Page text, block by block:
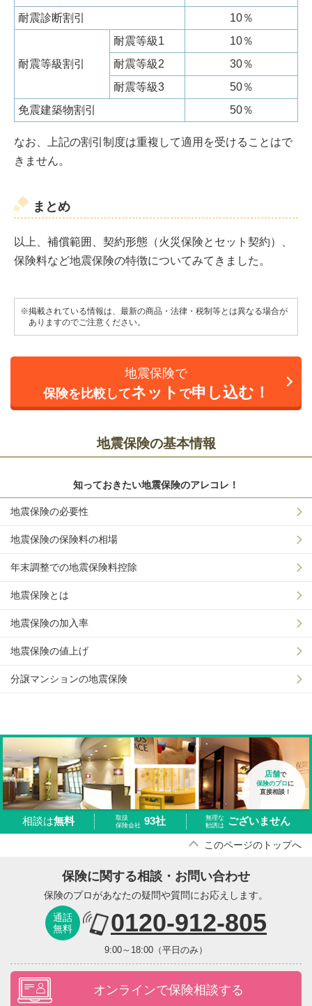
耐震診断割引
10％
耐震等級割引
耐震等級1
10％
耐震等級2
30％
耐震等級3
50％
免震建築物割引
50％
なお、上記の割引制度は重複して適用を受けることはで
きません。
まとめ
以上、補償範囲、契約形態（火災保険とセット契約）、
保険料など地震保険の特徴についてみてきました。
※掲載されている情報は、最新の商品・法律・税制等とは異なる場合が
ありますのでご注意ください。
地震保険で
保険を比較してネット で申し込む！
地震保険の基本情報
知っておきたい地震保険のアレコレ！
地震保険の必要性
地震保険の保険料の相場
年末調整での地震保険料控除
地震保険とは
地震保険の加入率
地震保険の値上げ
分譲マンションの地震保険
店舗で
保険のプロ に
直接相談！
相談は無料
取扱
保険会社 93社
無理な
勧誘は
ございません
このページのトップへ
保険に関する相談・お問い合わせ
保険のプロがあなたの疑問や質問にお応えします。
通話
無料
0120-912-805
9:00～18:00（平日のみ）
オンラインで保険相談する